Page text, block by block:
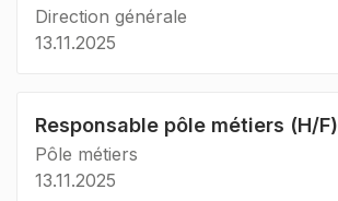
Direction générale
13.11.2025
Responsable pôle métiers (H/F)
Pôle métiers
13.11.2025